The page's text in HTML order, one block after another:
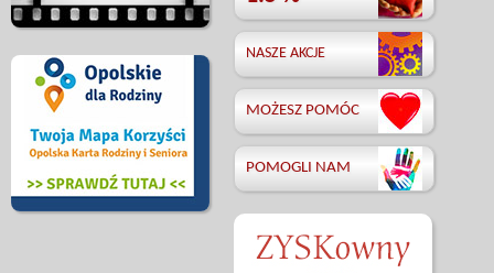
NASZE AKCJE
MOŻESZ POMÓC
POMOGLI NAM